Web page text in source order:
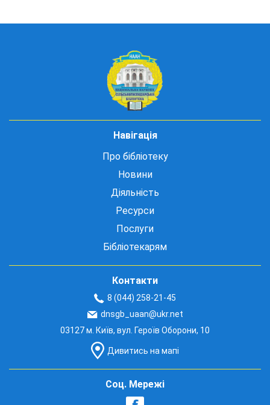
Навігація
Про бібліотеку
Новини
Діяльність
Ресурси
Послуги
Бібліотекарям
Контакти
8 (044) 258-21-45
dnsgb_uaan@ukr.net
03127 м. Київ, вул. Героїв Оборони, 10
Дивитись на мапі
Соц. Мережі